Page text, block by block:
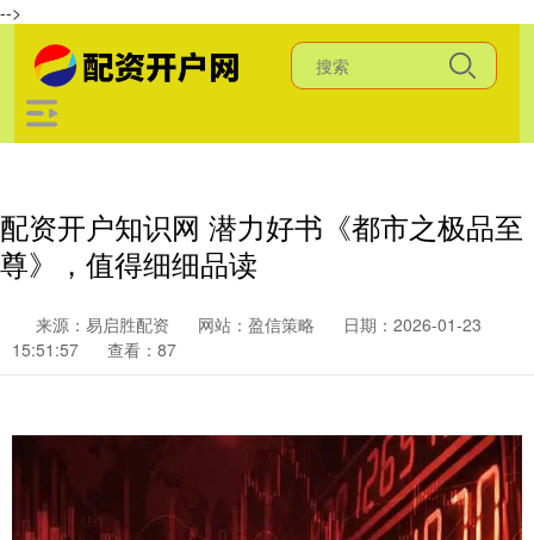
-->
配资开户知识网 潜力好书《都市之极品至
尊》，值得细细品读
来源：易启胜配资 网站：盈信策略
日期：2026-01-23
15:51:57
查看：87